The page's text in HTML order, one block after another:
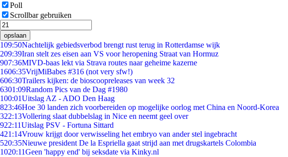
Poll
Scrollbar gebruiken
opslaan
109:50Nachtelijk gebiedsverbod brengt rust terug in Rotterdamse wijk
209:39Iran stelt zes eisen aan VS voor heropening Straat van Hormuz
907:36MIVD-baas lekt via Strava routes naar geheime kazerne
1606:35VrijMiBabes #316 (not very sfw!)
606:30Trailers kijken: de bioscoopreleases van week 32
6301:09Random Pics van de Dag #1980
100:01Uitslag AZ - ADO Den Haag
823:46Hoe 30 landen zich voorbereiden op mogelijke oorlog met China en Noord-Korea
322:13Vollering slaat dubbelslag in Nice en neemt geel over
922:11Uitslag PSV - Fortuna Sittard
421:14Vrouw krijgt door verwisseling het embryo van ander stel ingebracht
520:35Nieuwe president De la Espriella gaat strijd aan met drugskartels Colombia
1020:11Geen 'happy end' bij seksdate via Kinky.nl